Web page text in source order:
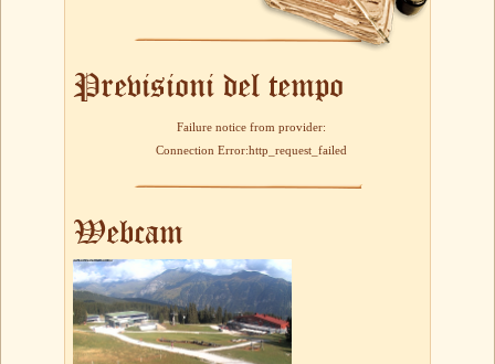
Previsioni del tempo
Failure notice from provider:
Connection Error:http_request_failed
Webcam